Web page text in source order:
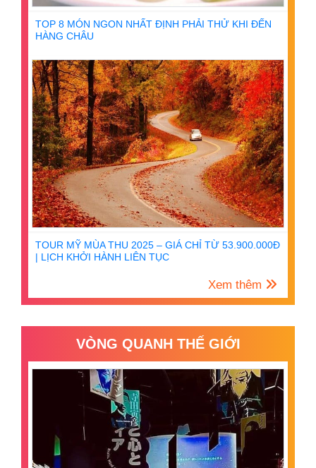
TOP 8 MÓN NGON NHẤT ĐỊNH PHẢI THỬ KHI ĐẾN
HÀNG CHÂU
TOUR MỸ MÙA THU 2025 – GIÁ CHỈ TỪ 53.900.000Đ
| LỊCH KHỞI HÀNH LIÊN TỤC
Xem thêm
VÒNG QUANH THẾ GIỚI